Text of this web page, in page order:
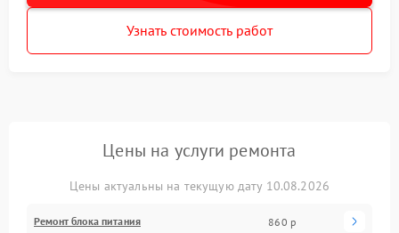
Узнать стоимость работ
Цены на услуги ремонта
Цены актуальны на текущую дату 10.08.2026
Ремонт блока питания 860 р